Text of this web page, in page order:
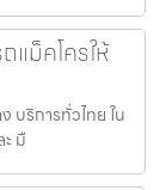
แม็คโครให้
บริการทั่วไทย ใน
มื